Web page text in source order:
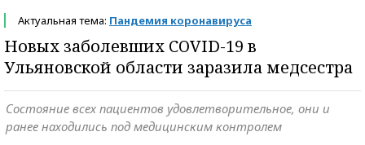
Актуальная тема: Пандемия коронавируса
Новых заболевших COVID-19 в
Ульяновской области заразила медсестра
Состояние всех пациентов удовлетворительное, они и
ранее находились под медицинским контролем